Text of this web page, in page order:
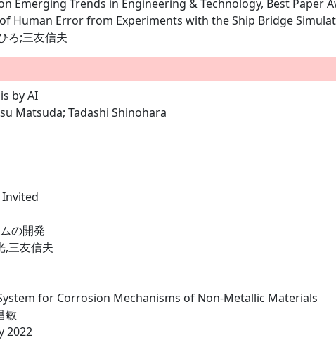
Emerging Trends in Engineering & Technology, Best Paper
Human Error from Experiments with the Ship Bridge
ろ;三友信夫
by AI
Matsuda; Tadashi Shinohara
Invited
の開発
,三友信夫
for Corrosion Mechanisms of Non-Metallic Materials
敏
2022